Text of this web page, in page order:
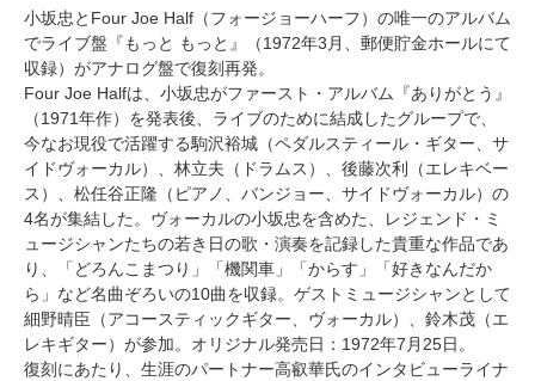
小坂忠とFour Joe Half（フォージョーハーフ）の唯一のアルバム
でライブ盤『もっと もっと』（1972年3月、郵便貯金ホールにて
収録）がアナログ盤で復刻再発。
Four Joe Halfは、小坂忠がファースト・アルバム『ありがとう』
（1971年作）を発表後、ライブのために結成したグループで、
今なお現役で活躍する駒沢裕城（ペダルスティール・ギター、サ
イドヴォーカル）、林立夫（ドラムス）、後藤次利（エレキベー
ス）、松任谷正隆（ピアノ、バンジョー、サイドヴォーカル）の
4名が集結した。ヴォーカルの小坂忠を含めた、レジェンド・ミ
ュージシャンたちの若き日の歌・演奏を記録した貴重な作品であ
り、「どろんこまつり」「機関車」「からす」「好きなんだか
ら」など名曲ぞろいの10曲を収録。ゲストミュージシャンとして
細野晴臣（アコースティックギター、ヴォーカル）、鈴木茂（エ
レキギター）が参加。オリジナル発売日：1972年7月25日。
復刻にあたり、生涯のパートナー高叡華氏のインタビューライナ